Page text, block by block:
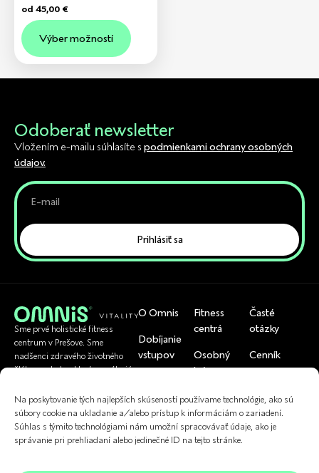
Na poskytovanie tých najlepších skúseností používame technológie, ako sú
súbory cookie na ukladanie a/alebo prístup k informáciám o zariadení.
Súhlas s týmito technológiami nám umožní spracovávať údaje, ako je
správanie pri prehliadaní alebo jedinečné ID na tejto stránke.
od 45,00 €
Výber možností
Odoberať newsletter
Vložením e-mailu súhlasíte s podmienkami ochrany osobných
údajov.
Prihlásiť sa
Sme prvé holistické fitness
centrum v Prešove. Sme
nadšenci zdravého životného
štýlu a pohybu, ktorí pomáhajú
U nás si viete
uplatniť
O Omnis
Dobíjanie
vstupov
skupinoviek
Kontakt
Fitness
centrá
Osobný
tréner
Cvičenia
Fyzioterapia
Časté
otázky
Cenník
Referencie